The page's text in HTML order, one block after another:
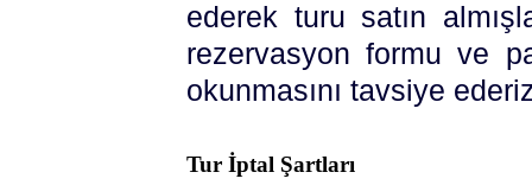
ederek turu satın
rezervasyon formu ve
okunmasını tavsiye
Tur İptal Şartları